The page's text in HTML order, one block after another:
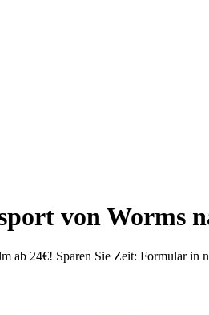
von Worms
ab 24€! Sparen Sie Zeit: Formular in